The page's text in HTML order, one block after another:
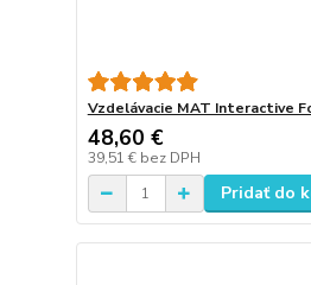
Vzdelávacie MAT Interactive
48,60 €
39,51 € bez DPH
Pridať do